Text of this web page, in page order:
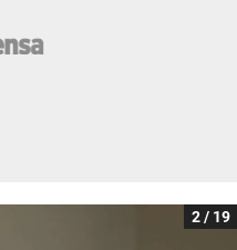
2 / 19